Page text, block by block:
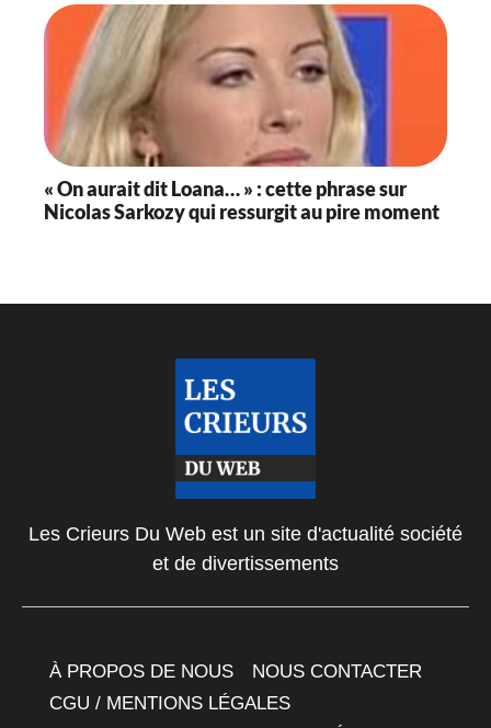
« On aurait dit Loana… » : cette phrase sur
Nicolas Sarkozy qui ressurgit au pire moment
Les Crieurs Du Web est un site d'actualité société
et de divertissements
À PROPOS DE NOUS
NOUS CONTACTER
CGU / MENTIONS LÉGALES